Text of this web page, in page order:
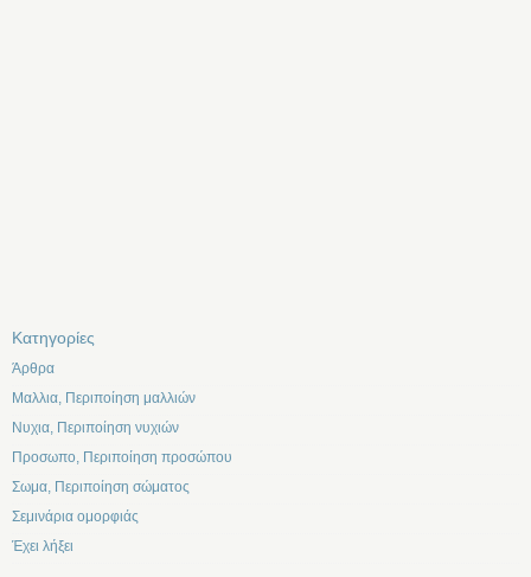
Kατηγορίες
Άρθρα
Μαλλια, Περιποίηση μαλλιών
Νυχια, Περιποίηση νυχιών
Προσωπο, Περιποίηση προσώπου
Σωμα, Περιποίηση σώματος
Σεμινάρια ομορφιάς
Έχει λήξει